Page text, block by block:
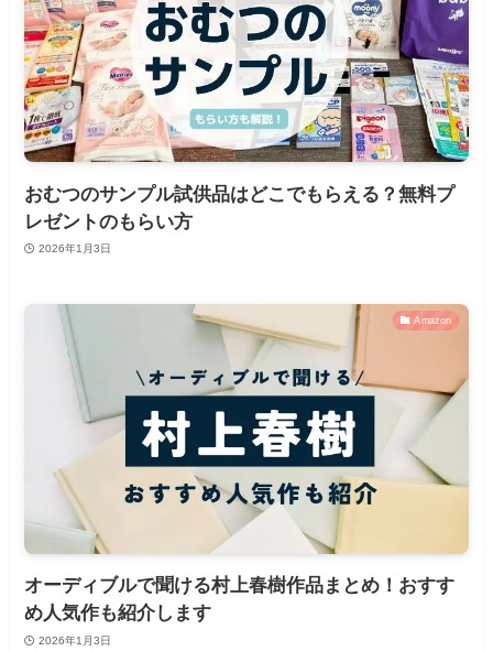
おむつのサンプル試供品はどこでもらえる？無料プ
レゼントのもらい方
2026年1月3日
Amazon
オーディブルで聞ける村上春樹作品まとめ！おすす
め人気作も紹介します
2026年1月3日